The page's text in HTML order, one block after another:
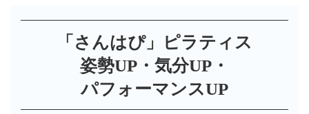
「さんはぴ」ピラティス
姿勢UP・気分UP・
パフォーマンスUP